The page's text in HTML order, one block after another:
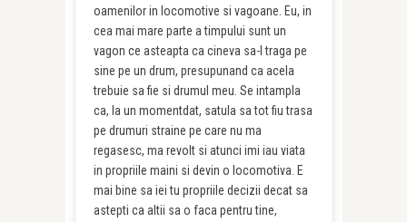
oamenilor in locomotive si vagoane. Eu, in
cea mai mare parte a timpului sunt un
vagon ce asteapta ca cineva sa-l traga pe
sine pe un drum, presupunand ca acela
trebuie sa fie si drumul meu. Se intampla
ca, la un momentdat, satula sa tot fiu trasa
pe drumuri straine pe care nu ma
regasesc, ma revolt si atunci imi iau viata
in propriile maini si devin o locomotiva. E
mai bine sa iei tu propriile decizii decat sa
astepti ca altii sa o faca pentru tine,